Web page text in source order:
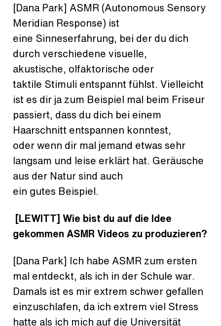
[Dana Park] ASMR (Autonomous Sensory
Meridian Response) ist
eine Sinneserfahrung, bei der du dich
durch verschiedene visuelle,
akustische, olfaktorische oder
taktile Stimuli entspannt fühlst. Vielleicht
ist es dir ja zum Beispiel mal beim Friseur
passiert, dass du dich bei einem
Haarschnitt entspannen konntest,
oder wenn dir mal jemand etwas sehr
langsam und leise erklärt hat. Geräusche
aus der Natur sind auch
ein gutes Beispiel.
[LEWITT] Wie bist du auf die Idee
gekommen ASMR Videos zu produzieren?
[Dana Park] Ich habe ASMR zum ersten
mal entdeckt, als ich in der Schule war.
Damals ist es mir extrem schwer gefallen
einzuschlafen, da ich extrem viel Stress
hatte als ich mich auf die Universität